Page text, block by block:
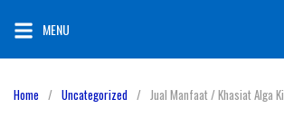
content
MENU
Home Uncategorized Jual Manfaat / Khasiat Alga